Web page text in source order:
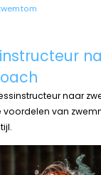
naar
van